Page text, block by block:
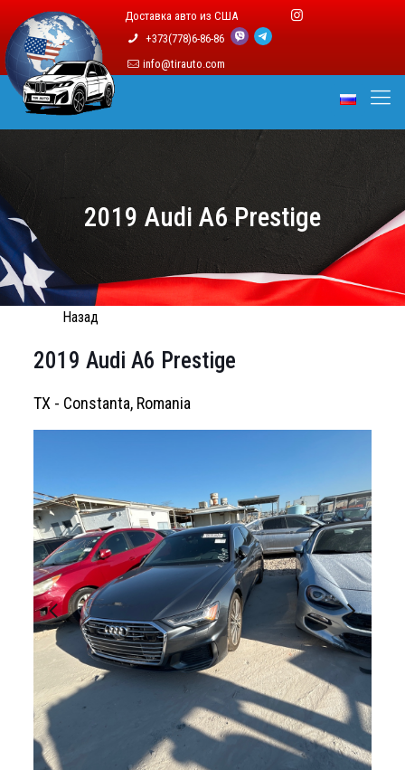
Доставка авто из США
+373(778)6-86-86
info@tirauto.com
2019 Audi A6 Prestige
Назад
2019 Audi A6 Prestige
TX - Constanta, Romania